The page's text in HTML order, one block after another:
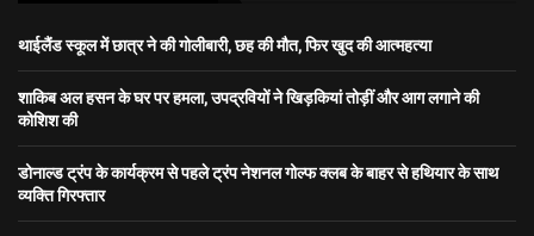
थाईलैंड स्कूल में छात्र ने की गोलीबारी, छह की मौत, फिर खुद की आत्महत्या
शाकिब अल हसन के घर पर हमला, उपद्रवियों ने खिड़कियां तोड़ीं और आग लगाने की
कोशिश की
डोनाल्ड ट्रंप के कार्यक्रम से पहले ट्रंप नेशनल गोल्फ क्लब के बाहर से हथियार के साथ
व्यक्ति गिरफ्तार